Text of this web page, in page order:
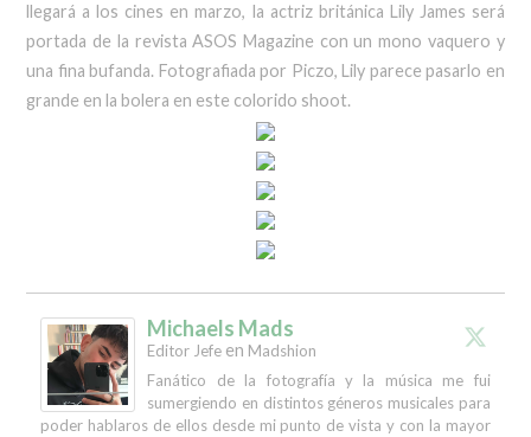
llegará a los cines en marzo, la actriz británica Lily James será
portada de la revista ASOS Magazine con un mono vaquero y
una fina bufanda. Fotografiada por Piczo, Lily parece pasarlo en
grande en la bolera en este colorido shoot.
Michaels Mads
Editor Jefe en Madshion
Fanático de la fotografía y la música me fui
sumergiendo en distintos géneros musicales para
poder hablaros de ellos desde mi punto de vista y con la mayor